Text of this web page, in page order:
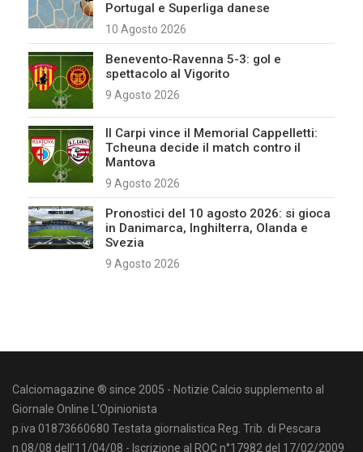
Portugal e Superliga danese
10 Agosto 2026
Benevento-Ravenna 5-3: gol e
spettacolo al Vigorito
9 Agosto 2026
Il Carpi vince il Memorial Cappelletti:
Tcheuna decide il match contro il
Mantova
9 Agosto 2026
Pronostici del 10 agosto 2026: si gioca
in Danimarca, Inghilterra, Olanda e
Svezia
9 Agosto 2026
Calciomagazine ® since 2005 - Notizie Calcio supplemento al
Giornale Online L'Opinionista
p.iva 01873660680 Testata giornalistica Reg. Trib. di Pescara
n.08/08 dell'11/04/08 - Iscrizione al ROC n°17982 del 17/02/2009